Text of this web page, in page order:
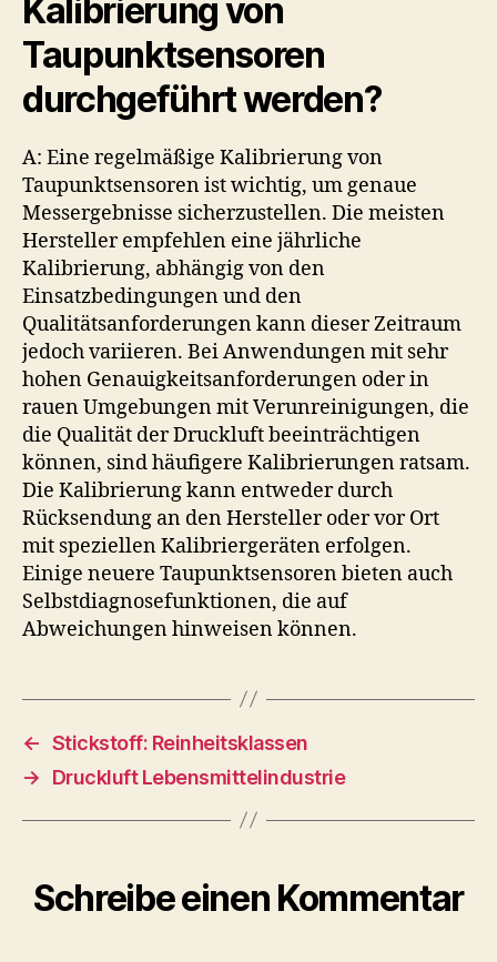
Kalibrierung von
Taupunktsensoren
durchgeführt werden?
A: Eine regelmäßige Kalibrierung von
Taupunktsensoren ist wichtig, um genaue
Messergebnisse sicherzustellen. Die meisten
Hersteller empfehlen eine jährliche
Kalibrierung, abhängig von den
Einsatzbedingungen und den
Qualitätsanforderungen kann dieser Zeitraum
jedoch variieren. Bei Anwendungen mit sehr
hohen Genauigkeitsanforderungen oder in
rauen Umgebungen mit Verunreinigungen, die
die Qualität der Druckluft beeinträchtigen
können, sind häufigere Kalibrierungen ratsam.
Die Kalibrierung kann entweder durch
Rücksendung an den Hersteller oder vor Ort
mit speziellen Kalibriergeräten erfolgen.
Einige neuere Taupunktsensoren bieten auch
Selbstdiagnosefunktionen, die auf
Abweichungen hinweisen können.
← Stickstoff: Reinheitsklassen
→
Druckluft Lebensmittelindustrie
Schreibe einen Kommentar